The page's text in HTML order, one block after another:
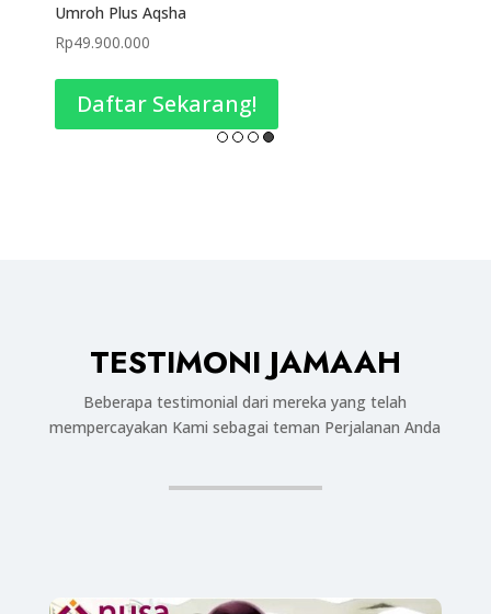
Umroh Plus Aqsha
Rp49.900.000
Daftar Sekarang!
TESTIMONI JAMAAH
Beberapa testimonial dari mereka yang telah
mempercayakan Kami sebagai teman Perjalanan Anda